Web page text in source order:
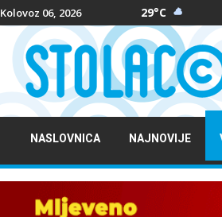
Kolovoz 06, 2026 29°C
NASLOVNICA NAJNOVIJE